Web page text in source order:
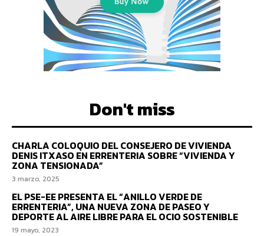
Don't miss
CHARLA COLOQUIO DEL CONSEJERO DE VIVIENDA
DENIS ITXASO EN ERRENTERIA SOBRE “VIVIENDA Y
ZONA TENSIONADA”
3 marzo, 2025
EL PSE-EE PRESENTA EL “ANILLO VERDE DE
ERRENTERIA”, UNA NUEVA ZONA DE PASEO Y
DEPORTE AL AIRE LIBRE PARA EL OCIO SOSTENIBLE
19 mayo, 2023